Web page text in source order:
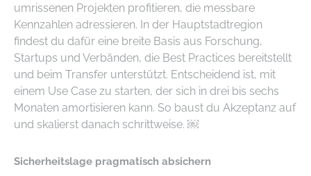
umrissenen Projekten profitieren, die messbare
Kennzahlen adressieren. In der Hauptstadtregion
findest du dafür eine breite Basis aus Forschung,
Startups und Verbänden, die Best Practices bereitstellt
und beim Transfer unterstützt. Entscheidend ist, mit
einem Use Case zu starten, der sich in drei bis sechs
Monaten amortisieren kann. So baust du Akzeptanz auf
und skalierst danach schrittweise. ￼
Sicherheitslage pragmatisch absichern